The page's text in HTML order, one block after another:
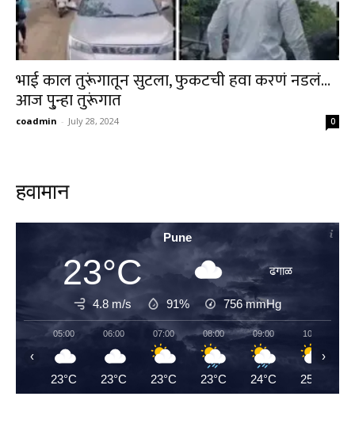
भाई काल तुरूंगातून सुटला, फुकटची हवा करणं नडलं…
आज पु्न्हा तुरूंगात
coadmin - July 28, 2024 0
हवामान
Pune
23°C ढगाळ
4.8 m/s 91% 756mmHg
05:00
23°C
06:00
23°C
07:00
23°C
08:00
23°C
09:00
24°C
10:00
25°C
‹ ›